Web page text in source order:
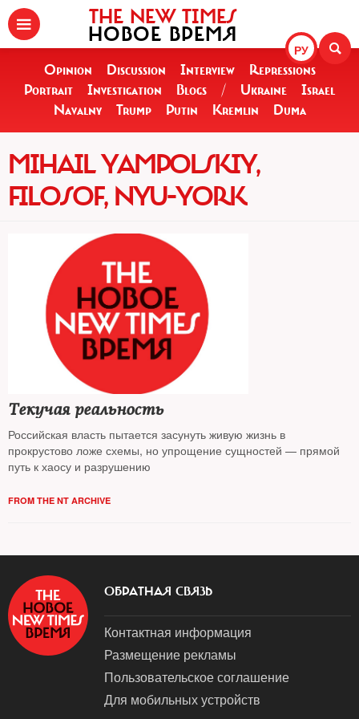
РУ
THE NEW TIMES
НОВОЕ ВРЕМЯ
Opinion Discussion Interview
Repressions
Portrait
Investigation Blogs / Ukraine
Israel
Navalny
Trump Putin Kremlin Duma
MIHAIL YAMPOLSKIY,
FILOSOF, NYU-YORK
Текучая реальность
Российская власть пытается засунуть живую жизнь в
прокрустово ложе схемы, но упрощение сущностей — прямой
путь к хаосу и разрушению
FROM THE NT ARCHIVE
ОБРАТНАЯ СВЯЗЬ
Контактная информация
Размещение рекламы
Пользовательское соглашение
Для мобильных устройств